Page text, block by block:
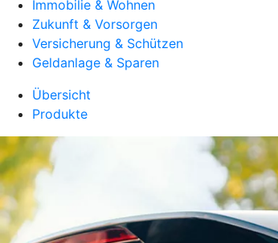
Immobilie & Wohnen
Zukunft & Vorsorgen
Versicherung & Schützen
Geldanlage & Sparen
Übersicht
Produkte